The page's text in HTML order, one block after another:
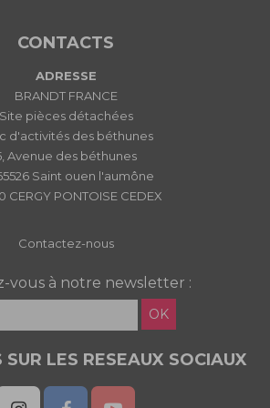
CONTACTS
ADRESSE
BRANDT FRANCE
Site pièces détachées
d'activités des béthunes
Avenue des béthunes
Saint ouen l'aumône
CERGY PONTOISE CEDEX
Contactez-nous
vous à notre newsletter :
OK
LES RESEAUX SOCIAUX